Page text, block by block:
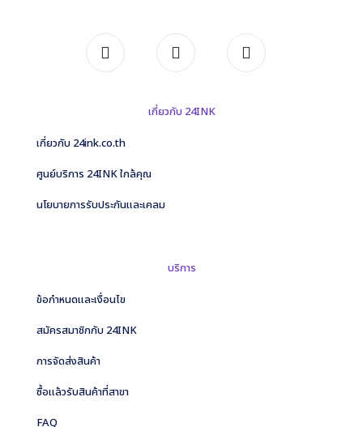
เกี่ยวกับ 24INK
เกี่ยวกับ 24ink.co.th
ศูนย์บริการ 24INK ใกล้คุณ
นโยบายการรับประกันและเคลม
บริการ
ข้อกำหนดและเงื่อนไข
สมัครสมาชิกกับ 24INK
การจัดส่งสินค้า
ซื้อแล้วรับสินค้าที่สาขา
FAQ